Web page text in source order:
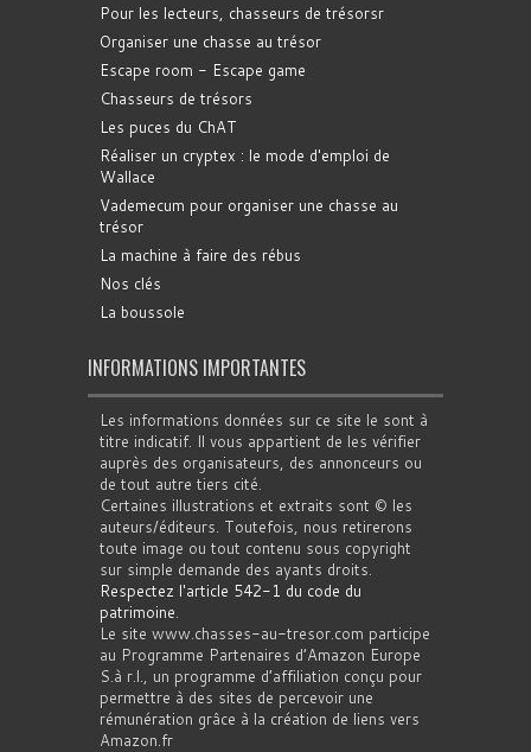
Pour les lecteurs, chasseurs de trésorsr
Organiser une chasse au trésor
Escape room - Escape game
Chasseurs de trésors
Les puces du ChAT
Réaliser un cryptex : le mode d'emploi de
Wallace
Vademecum pour organiser une chasse au
trésor
La machine à faire des rébus
Nos clés
La boussole
INFORMATIONS IMPORTANTES
Les informations données sur ce site le sont à
titre indicatif. Il vous appartient de les vérifier
auprès des organisateurs, des annonceurs ou
de tout autre tiers cité.
Certaines illustrations et extraits sont © les
auteurs/éditeurs. Toutefois, nous retirerons
toute image ou tout contenu sous copyright
sur simple demande des ayants droits.
Respectez l'article 542-1 du code du
patrimoine.
Le site www.chasses-au-tresor.com participe
au Programme Partenaires d’Amazon Europe
S.à r.l., un programme d’affiliation conçu pour
permettre à des sites de percevoir une
rémunération grâce à la création de liens vers
Amazon.fr